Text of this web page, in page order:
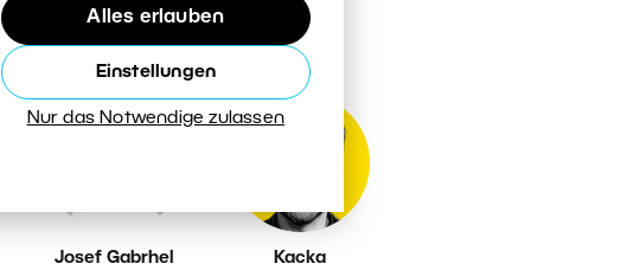
Alles erlauben
Einstellungen
Nur das Notwendige zulassen
Josef Gabrhel
Kacka